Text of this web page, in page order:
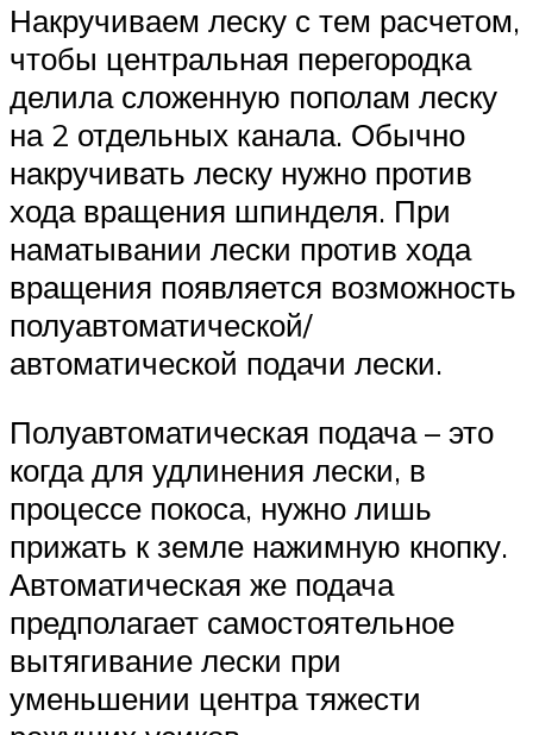
Накручиваем леску с тем расчетом,
чтобы центральная перегородка
делила сложенную пополам леску
на 2 отдельных канала. Обычно
накручивать леску нужно против
хода вращения шпинделя. При
наматывании лески против хода
вращения появляется возможность
полуавтоматической/
автоматической подачи лески.
Полуавтоматическая подача – это
когда для удлинения лески, в
процессе покоса, нужно лишь
прижать к земле нажимную кнопку.
Автоматическая же подача
предполагает самостоятельное
вытягивание лески при
уменьшении центра тяжести